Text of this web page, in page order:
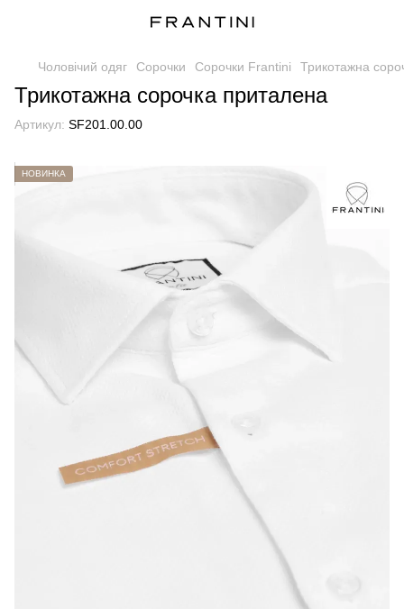
Чоловічий одяг Сорочки Сорочки Frantini Трикотажна
Трикотажна сорочка приталена
Артикул: SF201.00.00
НОВИНКА